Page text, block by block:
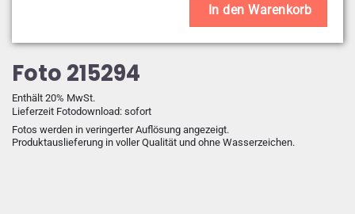
Foto 215294
Enthält 20% MwSt.
Lieferzeit Fotodownload: sofort
Fotos werden in veringerter Auflösung angezeigt.
Produktauslieferung in voller Qualität und ohne Wasserzeichen.
In den Warenkorb